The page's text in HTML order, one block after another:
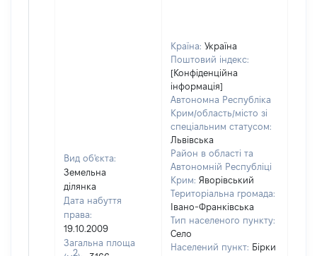
Вид об'єкта:
Земельна
ділянка
Дата набуття
права:
19.10.2009
Загальна площа
2
Країна: Україна
Поштовий індекс:
[Конфіденційна
інформація]
Автономна Республіка
Крим/область/місто зі
спеціальним статусом:
Львівська
Район в області та
Автономній Республіці
Крим: Яворівський
Територіальна громада:
Івано-Франківська
Тип населеного пункту:
Село
Населений пункт: Бірки